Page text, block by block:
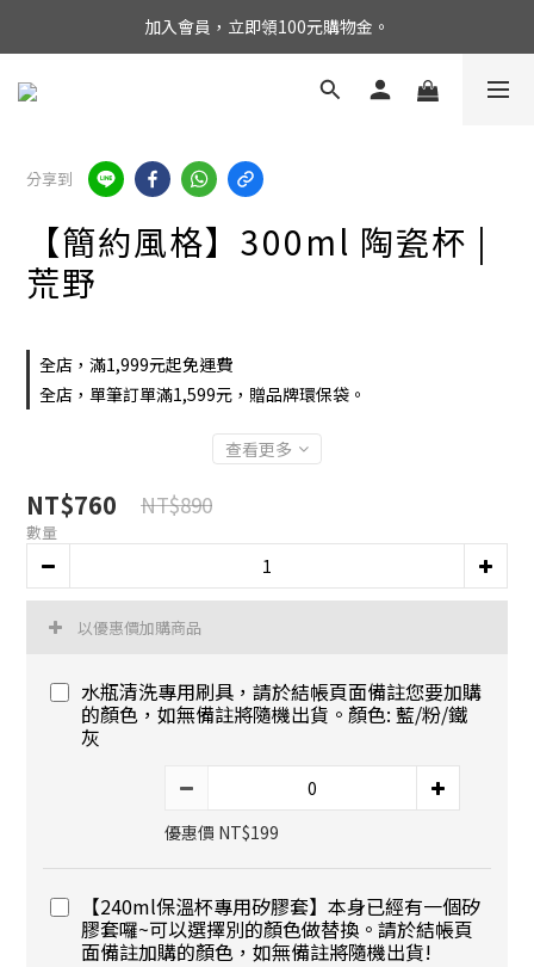
加入會員，立即領100元購物金。
分享到
【簡約風格】300ml 陶瓷杯 |
荒野
全店，滿1,999元起免運費
全店，單筆訂單滿1,599元，贈品牌環保袋。
查看更多
NT$760 NT$890
數量
以優惠價加購商品
水瓶清洗專用刷具，請於結帳頁面備註您要加購
的顏色，如無備註將隨機出貨。顏色: 藍/粉/鐵
灰
優惠價 NT$199
【240ml保溫杯專用矽膠套】本身已經有一個矽
膠套囉~可以選擇別的顏色做替換。請於結帳頁
面備註加購的顏色，如無備註將隨機出貨!